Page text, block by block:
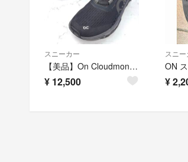
スニーカー
【美品】On Cloudmonster スニーカー 黒 23.5 厚底
¥ 12,500
スニー
ON
¥